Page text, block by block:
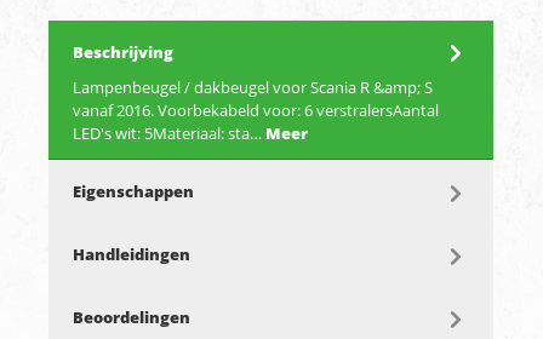
Beschrijving
Lampenbeugel / dakbeugel voor Scania R &amp; S
vanaf 2016. Voorbekabeld voor: 6 verstralersAantal
LED's wit: 5Materiaal: sta… Meer
Eigenschappen
Handleidingen
Beoordelingen